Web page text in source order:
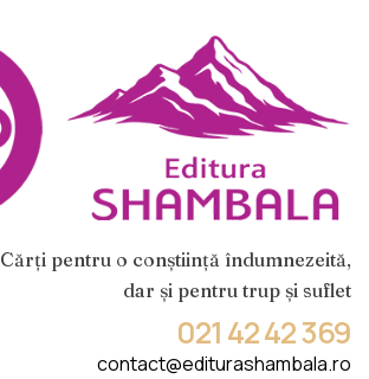
Cărți pentru o conștiință îndumnezeită,
dar și pentru trup și suflet
021 42 42 369
contact@editurashambala.ro